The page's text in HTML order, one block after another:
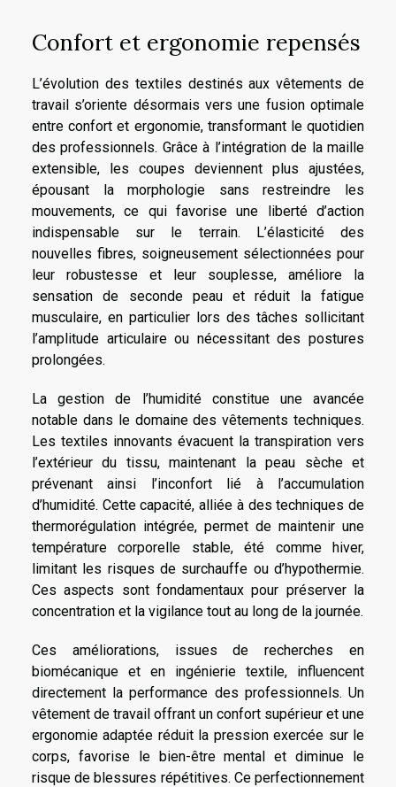
Confort et ergonomie repensés
L’évolution des textiles destinés aux vêtements de
travail s’oriente désormais vers une fusion optimale
entre confort et ergonomie, transformant le quotidien
des professionnels. Grâce à l’intégration de la maille
extensible, les coupes deviennent plus ajustées,
épousant la morphologie sans restreindre les
mouvements, ce qui favorise une liberté d’action
indispensable sur le terrain. L’élasticité des
nouvelles fibres, soigneusement sélectionnées pour
leur robustesse et leur souplesse, améliore la
sensation de seconde peau et réduit la fatigue
musculaire, en particulier lors des tâches sollicitant
l’amplitude articulaire ou nécessitant des postures
prolongées.
La gestion de l’humidité constitue une avancée
notable dans le domaine des vêtements techniques.
Les textiles innovants évacuent la transpiration vers
l’extérieur du tissu, maintenant la peau sèche et
prévenant ainsi l’inconfort lié à l’accumulation
d’humidité. Cette capacité, alliée à des techniques de
thermorégulation intégrée, permet de maintenir une
température corporelle stable, été comme hiver,
limitant les risques de surchauffe ou d’hypothermie.
Ces aspects sont fondamentaux pour préserver la
concentration et la vigilance tout au long de la journée.
Ces améliorations, issues de recherches en
biomécanique et en ingénierie textile, influencent
directement la performance des professionnels. Un
vêtement de travail offrant un confort supérieur et une
ergonomie adaptée réduit la pression exercée sur le
corps, favorise le bien-être mental et diminue le
risque de blessures répétitives. Ce perfectionnement